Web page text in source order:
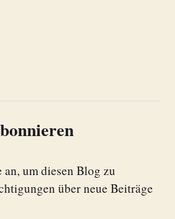
um diesen Blog zu
über neue Beiträge